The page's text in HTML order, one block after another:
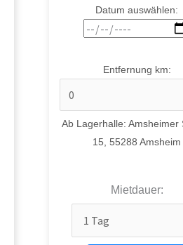
Datum auswählen:
Entfernung km:
Ab Lagerhalle: Amsheimer
15, 55288 Amsheim
Mietdauer: